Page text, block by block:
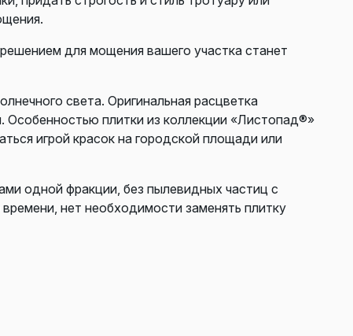
для мощения вашего участка станет
света. Оригинальная расцветка
плитки из коллекции «Листопад®»
игрой красок на городской площади или
одной фракции, без пылевидных частиц с
нет необходимости заменять плитку